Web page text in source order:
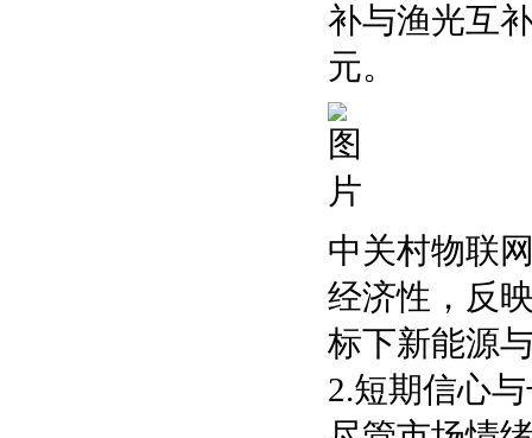
补与渔光互
元。
中关村物联
经济性，反
标下新能源
2.短期信心